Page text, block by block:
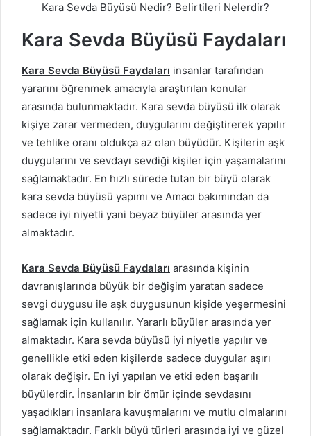
Kara Sevda Büyüsü Nedir? Belirtileri Nelerdir?
Kara Sevda Büyüsü Faydaları
Kara Sevda Büyüsü Faydaları insanlar tarafından
yararını öğrenmek amacıyla araştırılan konular
arasında bulunmaktadır. Kara sevda büyüsü ilk olarak
kişiye zarar vermeden, duygularını değiştirerek yapılır
ve tehlike oranı oldukça az olan büyüdür. Kişilerin aşk
duygularını ve sevdayı sevdiği kişiler için yaşamalarını
sağlamaktadır. En hızlı sürede tutan bir büyü olarak
kara sevda büyüsü yapımı ve Amacı bakımından da
sadece iyi niyetli yani beyaz büyüler arasında yer
almaktadır.
Kara Sevda Büyüsü Faydaları arasında kişinin
davranışlarında büyük bir değişim yaratan sadece
sevgi duygusu ile aşk duygusunun kişide yeşermesini
sağlamak için kullanılır. Yararlı büyüler arasında yer
almaktadır. Kara sevda büyüsü iyi niyetle yapılır ve
genellikle etki eden kişilerde sadece duygular aşırı
olarak değişir. En iyi yapılan ve etki eden başarılı
büyülerdir. İnsanların bir ömür içinde sevdasını
yaşadıkları insanlara kavuşmalarını ve mutlu olmalarını
sağlamaktadır. Farklı büyü türleri arasında iyi ve güzel